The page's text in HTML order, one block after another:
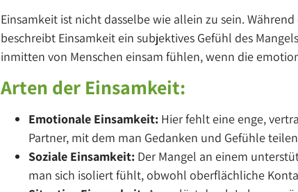
Einsamkeit ist nicht dasselbe wie allein zu sein.
beschreibt Einsamkeit ein subjektives Gefühl des
inmitten von Menschen einsam fühlen, wenn die
Arten der Einsamkeit:
Emotionale Einsamkeit: Hier fehlt eine enge,
Partner, mit dem man Gedanken und Gefühle
Soziale Einsamkeit: Der Mangel an einem
man sich isoliert fühlt, obwohl oberflächliche